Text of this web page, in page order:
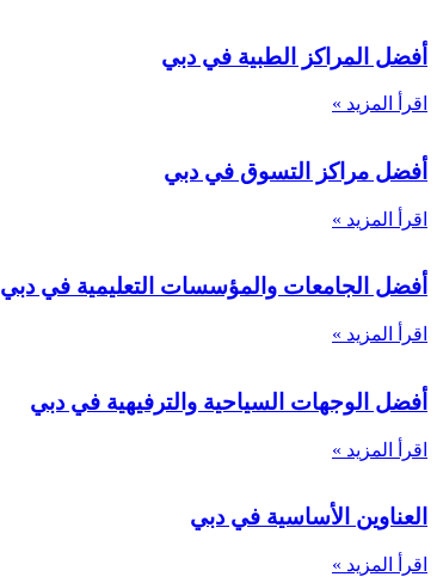
أفضل المراكز الطبية في دبي
اقرأ المزيد »
أفضل مراكز التسوق في دبي
اقرأ المزيد »
أفضل الجامعات والمؤسسات التعليمية في دبي
اقرأ المزيد »
أفضل الوجهات السياحية والترفيهية في دبي
اقرأ المزيد »
العناوين الأساسية في دبي
اقرأ المزيد »